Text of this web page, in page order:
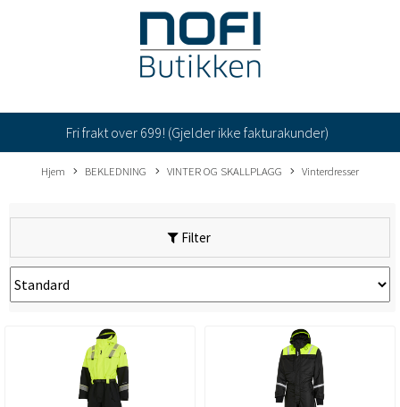
Fri frakt over 699! (Gjelder ikke fakturakunder)
Hjem BEKLEDNING VINTER OG SKALLPLAGG Vinterdresser
Filter